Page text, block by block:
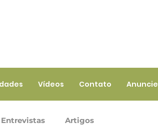
Vídeos Contato Anuncie
Entrevistas Artigos